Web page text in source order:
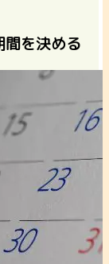
間を決める